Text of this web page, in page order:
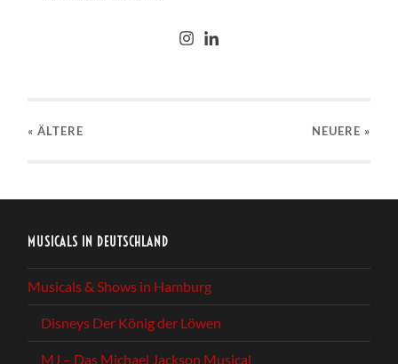
« ÄLTERE NEUERE »
MUSICALS IN DEUTSCHLAND
Musicals & Shows in Hamburg
Disneys Der König der Löwen
MJ – Das Michael Jackson Musical